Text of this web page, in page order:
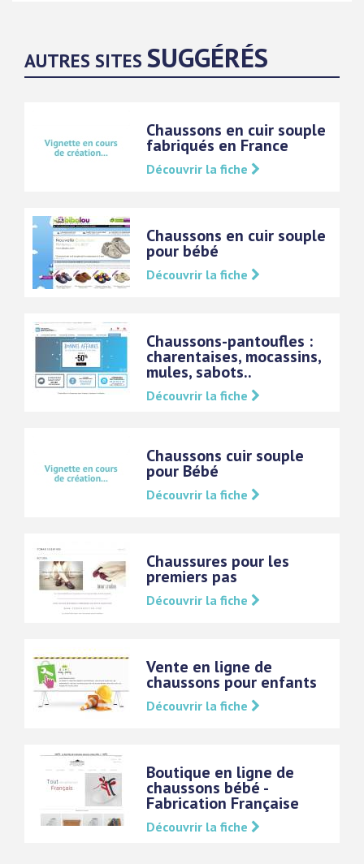
AUTRES SITES SUGGÉRÉS
Chaussons en cuir souple
fabriqués en France
Découvrir la fiche
Chaussons en cuir souple
pour bébé
Découvrir la fiche
Chaussons-pantoufles :
charentaises, mocassins,
mules, sabots..
Découvrir la fiche
Chaussons cuir souple
pour Bébé
Découvrir la fiche
Chaussures pour les
premiers pas
Découvrir la fiche
Vente en ligne de
chaussons pour enfants
Découvrir la fiche
Boutique en ligne de
chaussons bébé -
Fabrication Française
Découvrir la fiche